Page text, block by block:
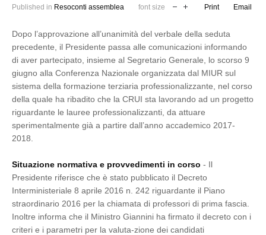
Published in Resoconti assemblea font size Print Email
Dopo l’approvazione all’unanimità del verbale della seduta
precedente, il Presidente passa alle comunicazioni informando
di aver partecipato, insieme al Segretario Generale, lo scorso 9
giugno alla Conferenza Nazionale organizzata dal MIUR sul
sistema della formazione terziaria professionalizzante, nel corso
della quale ha ribadito che la CRUI sta lavorando ad un progetto
riguardante le lauree professionalizzanti, da attuare
sperimentalmente già a partire dall’anno accademico 2017-
2018.
Situazione normativa e provvedimenti in corso - Il
Presidente riferisce che è stato pubblicato il Decreto
Interministeriale 8 aprile 2016 n. 242 riguardante il Piano
straordinario 2016 per la chiamata di professori di prima fascia.
Inoltre informa che il Ministro Giannini ha firmato il decreto con i
criteri e i parametri per la valuta-zione dei candidati